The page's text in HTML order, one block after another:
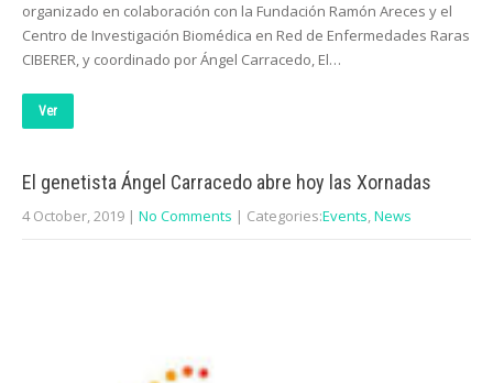
organizado en colaboración con la Fundación Ramón Areces y el
Centro de Investigación Biomédica en Red de Enfermedades Raras
CIBERER, y coordinado por Ángel Carracedo, El…
Ver
El genetista Ángel Carracedo abre hoy las Xornadas
4 October, 2019 | No Comments | Categories:Events,News